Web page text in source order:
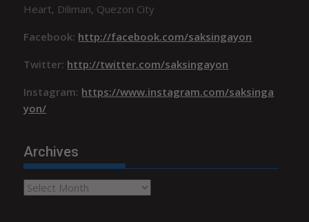
Heart, Diliman, Quezon City
Facebook: http://facebook.com/saksingayon
Twitter: http://twitter.com/saksingayon
Instagram: https://www.instagram.com/saksinga
yon/
Archives
Archives